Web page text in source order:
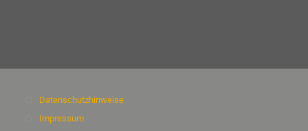
Datenschutzhinweise
Impressum